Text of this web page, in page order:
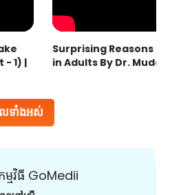
ទាំងអស់
- 1) |
Surprising Reasons
in Adults By Dr.
ម្មវិធី GoMedii